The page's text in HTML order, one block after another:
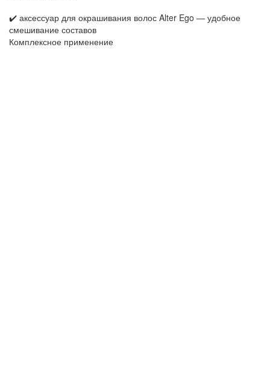
✔️ аксессуар для окрашивания волос Alter Ego — удобное
смешивание составов
Комплексное применение